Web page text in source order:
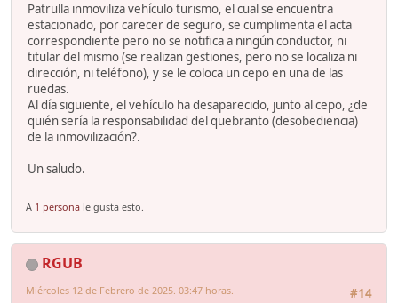
Patrulla inmoviliza vehículo turismo, el cual se encuentra
estacionado, por carecer de seguro, se cumplimenta el acta
correspondiente pero no se notifica a ningún conductor, ni
titular del mismo (se realizan gestiones, pero no se localiza ni
dirección, ni teléfono), y se le coloca un cepo en una de las
ruedas.
Al día siguiente, el vehículo ha desaparecido, junto al cepo, ¿de
quién sería la responsabilidad del quebranto (desobediencia)
de la inmovilización?.
Un saludo.
A 1 persona le gusta esto.
RGUB
#14
Miércoles 12 de Febrero de 2025. 03:47 horas.